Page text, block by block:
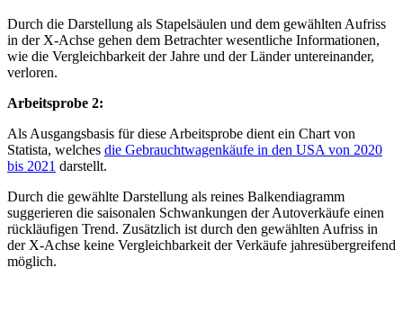
Durch die Darstellung als Stapelsäulen und dem gewählten Aufriss
in der X-Achse gehen dem Betrachter wesentliche Informationen,
wie die Vergleichbarkeit der Jahre und der Länder untereinander,
verloren.
Arbeitsprobe 2:
Als Ausgangsbasis für diese Arbeitsprobe dient ein Chart von
Statista, welches die Gebrauchtwagenkäufe in den USA von 2020
bis 2021 darstellt.
Durch die gewählte Darstellung als reines Balkendiagramm
suggerieren die saisonalen Schwankungen der Autoverkäufe einen
rückläufigen Trend. Zusätzlich ist durch den gewählten Aufriss in
der X-Achse keine Vergleichbarkeit der Verkäufe jahresübergreifend
möglich.